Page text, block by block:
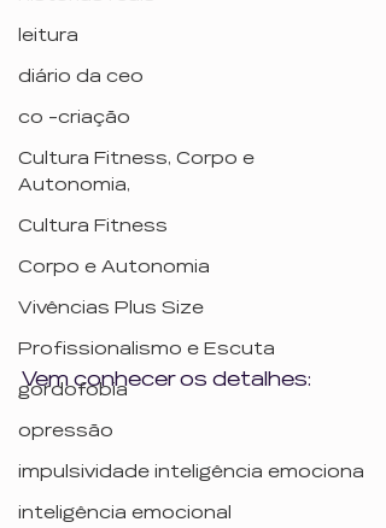
leitura
diário da ceo
co -criação
Cultura Fitness, Corpo e
Autonomia,
Cultura Fitness
Corpo e Autonomia
Vivências Plus Size
Profissionalismo e Escuta
gordofobia
opressão
impulsividade inteligência emociona
inteligência emocional
Vem conhecer os detalhes: